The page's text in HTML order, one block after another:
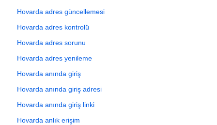
Hovarda adres güncellemesi
Hovarda adres kontrolü
Hovarda adres sorunu
Hovarda adres yenileme
Hovarda anında giriş
Hovarda anında giriş adresi
Hovarda anında giriş linki
Hovarda anlık erişim